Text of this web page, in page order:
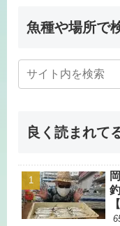
魚種や場所で
良く読まれて